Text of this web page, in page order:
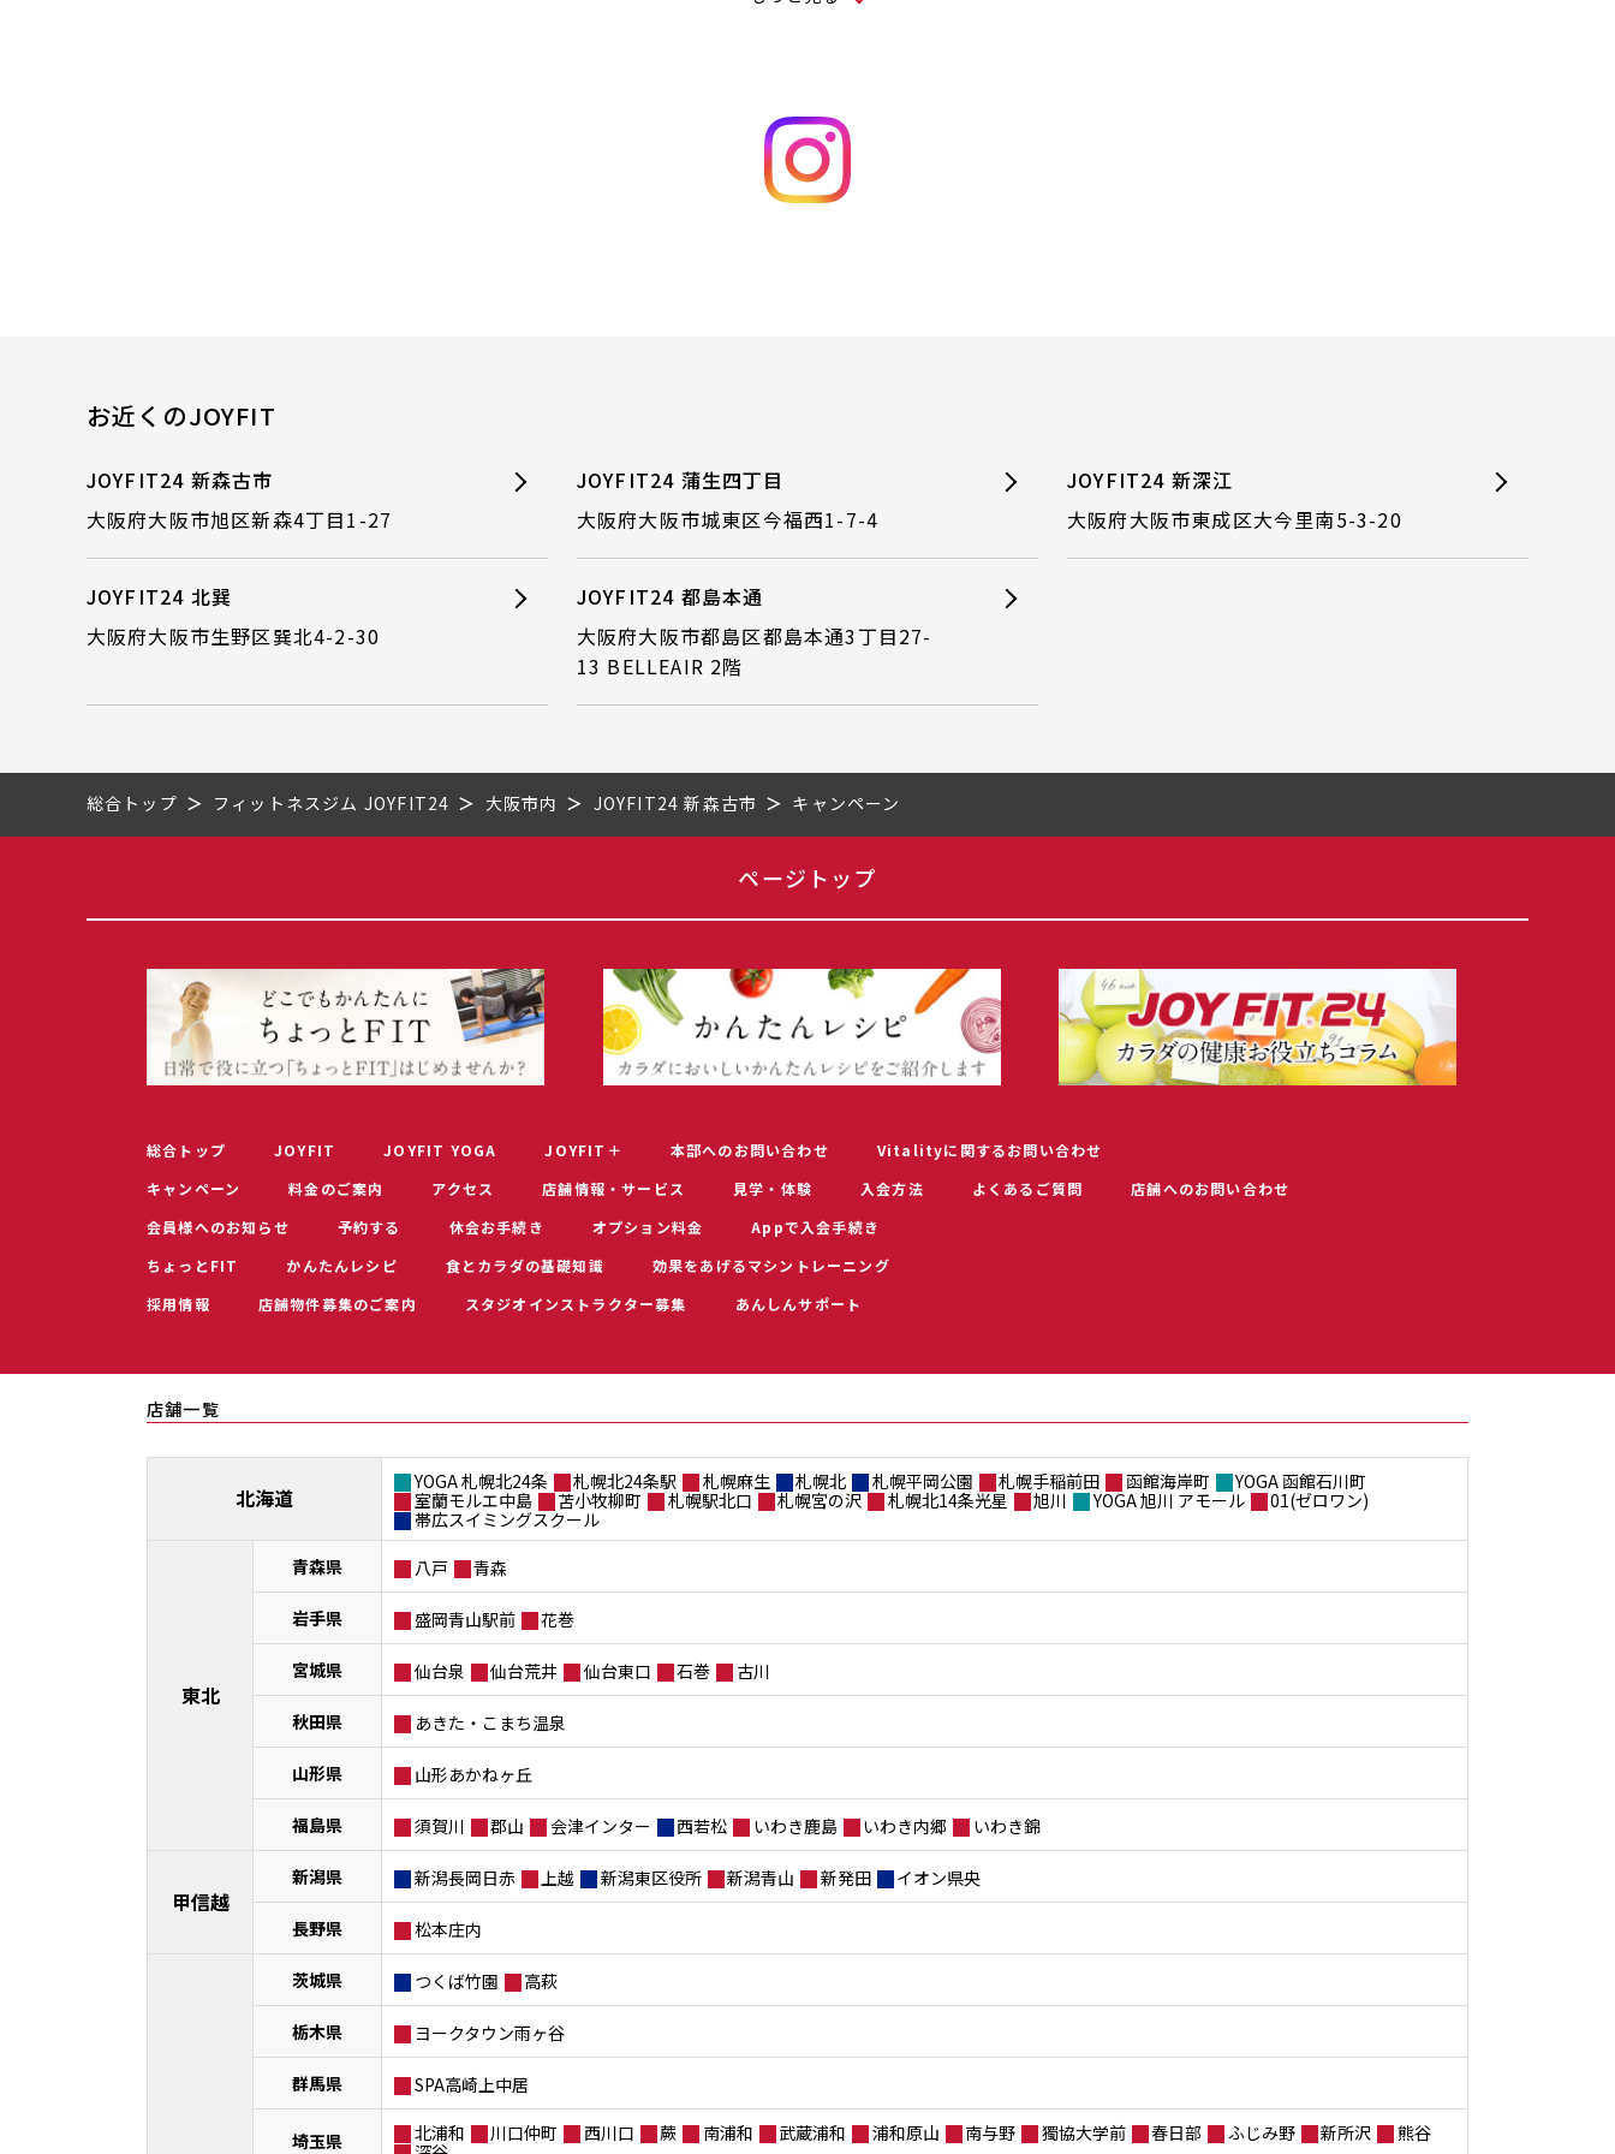
お近くのJOYFIT
JOYFIT24 新森古市
大阪府大阪市旭区新森4丁目1-27
JOYFIT24 蒲生四丁目
大阪府大阪市城東区今福西1-7-4
JOYFIT24 新深江
大阪府大阪市東成区大今里南5-3-20
JOYFIT24 北巽
大阪府大阪市生野区巽北4-2-30
JOYFIT24 都島本通
大阪府大阪市都島区都島本通3丁目27-
13 BELLEAIR 2階
総合トップ フィットネスジム JOYFIT24 大阪市内 JOYFIT24 新森古市 キャンペーン
ページトップ
総合トップ JOYFIT JOYFIT YOGA JOYFIT＋ 本部へのお問い合わせ
Vitalityに関するお問い合わせ
キャンペーン
料金のご案内 アクセス 店舗情報・サービス 見学・体験 入会方法 よくあるご質問
店舗へのお問い合わせ
会員様へのお知らせ
予約する 休会お手続き オプション料金
Appで入会手続き
ちょっとFIT
かんたんレシピ 食とカラダの基礎知識
効果をあげるマシントレーニング
採用情報
店舗物件募集のご案内 スタジオインストラクター募集 あんしんサポート
店舗一覧
北海道
YOGA 札幌北24条 札幌北24条駅 札幌麻生 札幌北 札幌平岡公園 札幌手稲前田 函館海岸町
YOGA 函館石川町
室蘭モルエ中島
苫小牧柳町 札幌駅北口 札幌宮の沢 札幌北14条光星 旭川 YOGA 旭川 アモール
01(ゼロワン)
帯広スイミングスクール
東北
青森県 八戸 青森
岩手県 盛岡青山駅前 花巻
宮城県 仙台泉 仙台荒井 仙台東口 石巻 古川
秋田県 あきた・こまち温泉
山形県 山形あかねヶ丘
福島県 須賀川 郡山 会津インター 西若松 いわき鹿島 いわき内郷 いわき錦
甲信越
新潟県 新潟長岡日赤 上越 新潟東区役所 新潟青山 新発田 イオン県央
長野県 松本庄内
茨城県 つくば竹園 高萩
栃木県 ヨークタウン雨ヶ谷
群馬県 SPA高崎上中居
埼玉県 北浦和 川口仲町 西川口 蕨 南浦和 武蔵浦和 浦和原山 南与野 獨協大学前 春日部 ふじみ野 新所沢
熊谷